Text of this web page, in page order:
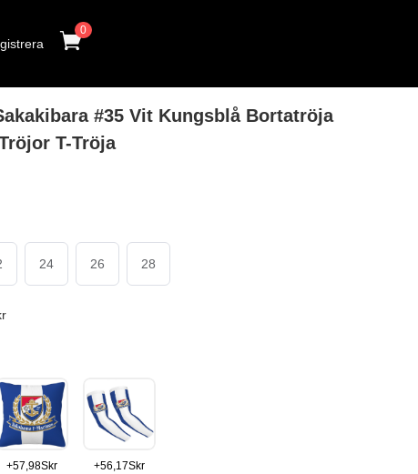
0
#35 Vit Kungsblå Bortatröja
T-Tröja
24 26 28
+57,98Skr +56,17Skr